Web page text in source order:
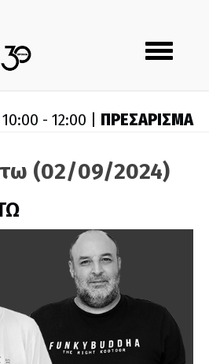
Toggle
navigation
10:00 - 12:00 | ΠΡΕΣΑΡΙΣΜΑ
(02/09/2024)